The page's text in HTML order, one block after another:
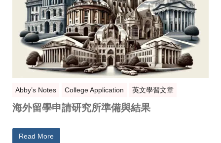
Abby’s Notes College Application 英文學習文章
海外留學申請研究所準備與結果
Read More